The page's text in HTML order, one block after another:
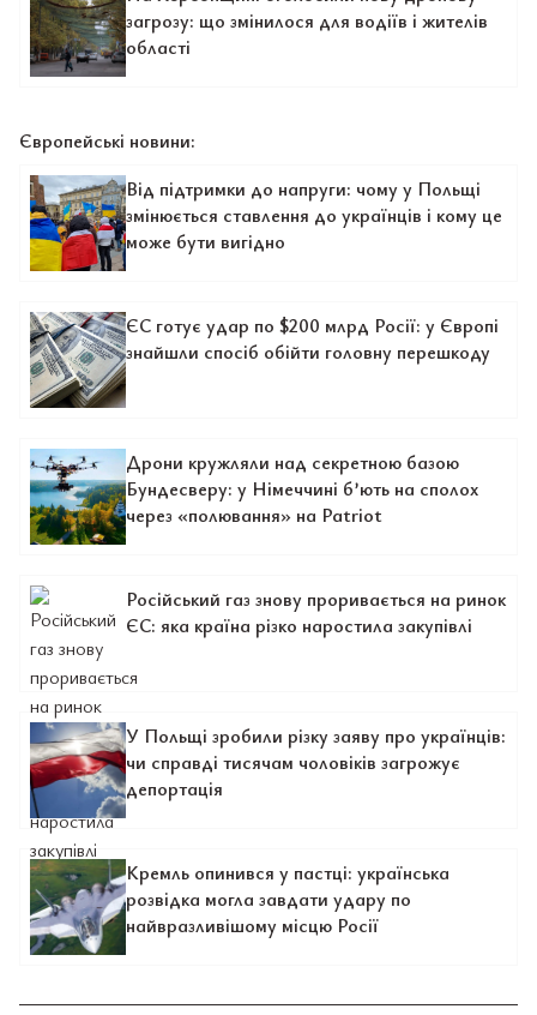
загрозу: що змінилося для водіїв і жителів
області
Європейські новини:
Від підтримки до напруги: чому у Польщі
змінюється ставлення до українців і кому це
може бути вигідно
ЄС готує удар по $200 млрд Росії: у Європі
знайшли спосіб обійти головну перешкоду
Дрони кружляли над секретною базою
Бундесверу: у Німеччині б’ють на сполох
через «полювання» на Patriot
Російський газ знову проривається на ринок
ЄС: яка країна різко наростила закупівлі
У Польщі зробили різку заяву про українців:
чи справді тисячам чоловіків загрожує
депортація
Кремль опинився у пастці: українська
розвідка могла завдати удару по
найвразливішому місцю Росії